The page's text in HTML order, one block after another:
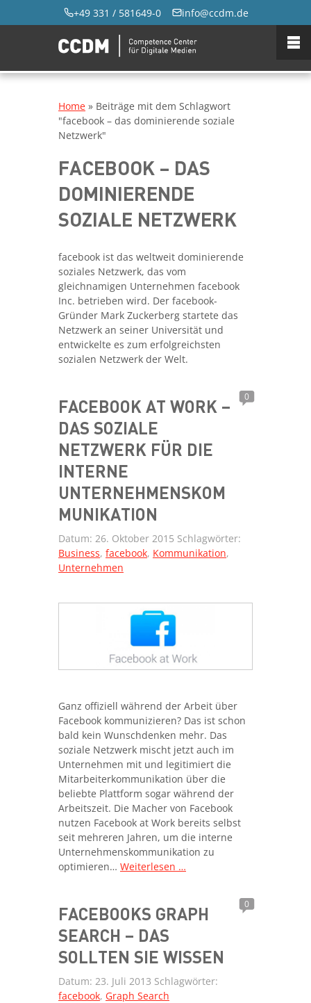
+49 331 / 581649-0 info@ccdm.de
Home » Beiträge mit dem Schlagwort
"facebook – das dominierende soziale
Netzwerk"
FACEBOOK – DAS
DOMINIERENDE
SOZIALE NETZWERK
facebook ist das weltweit dominierende
soziales Netzwerk, das vom
gleichnamigen Unternehmen facebook
Inc. betrieben wird. Der facebook-
Gründer Mark Zuckerberg startete das
Netzwerk an seiner Universität und
entwickelte es zum erfolgreichsten
sozialen Netzwerk der Welt.
FACEBOOK AT WORK –
DAS SOZIALE
NETZWERK FÜR DIE
INTERNE
UNTERNEHMENSKOM
MUNIKATION
0
Datum: 26. Oktober 2015 Schlagwörter:
Business, facebook, Kommunikation,
Unternehmen
Ganz offiziell während der Arbeit über
Facebook kommunizieren? Das ist schon
bald kein Wunschdenken mehr. Das
soziale Netzwerk mischt jetzt auch im
Unternehmen mit und legitimiert die
Mitarbeiterkommunikation über die
beliebte Plattform sogar während der
Arbeitszeit. Die Macher von Facebook
nutzen Facebook at Work bereits selbst
seit mehreren Jahren, um die interne
Unternehmenskommunikation zu
optimieren… Weiterlesen …
FACEBOOKS GRAPH
SEARCH – DAS
SOLLTEN SIE WISSEN
0
Datum: 23. Juli 2013 Schlagwörter:
facebook, Graph Search